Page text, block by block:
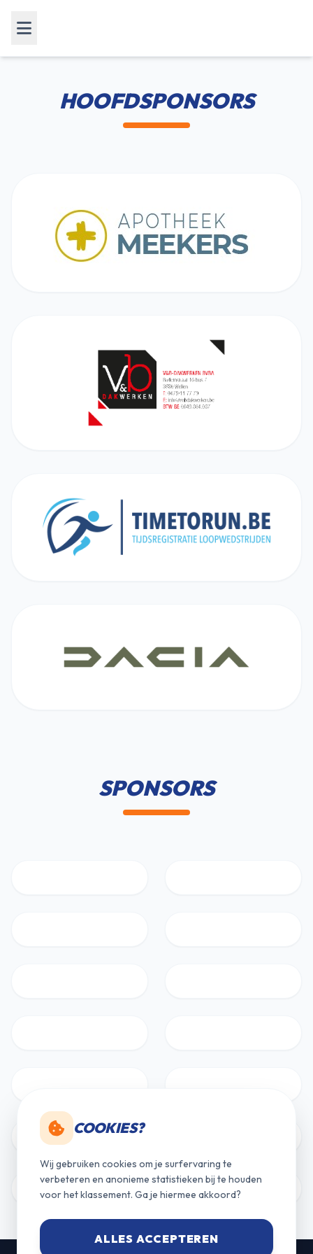
HOOFDSPONSORS
SPONSORS
COOKIES?
Wij gebruiken cookies om je surfervaring te
verbeteren en anonieme statistieken bij te houden
voor het klassement. Ga je hiermee akkoord?
ALLES ACCEPTEREN